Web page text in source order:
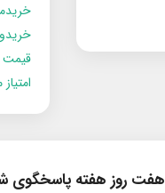
قیمت
هفت روز هفته پاسخگوی